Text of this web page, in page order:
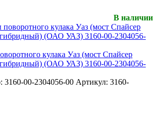
В наличии
кулака Уаз (мост Спайсер
(ОАО УАЗ) 3160-00-2304056-
3160-00-2304056-00 Артикул: 3160-